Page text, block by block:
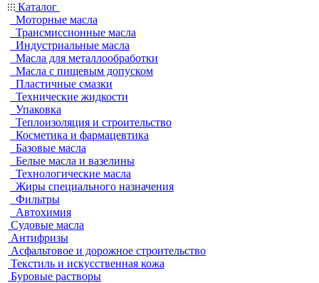
Каталог
Моторные масла
Трансмиссионные масла
Индустриальные масла
Масла для металлообработки
Масла с пищевым допуском
Пластичные смазки
Технические жидкости
Упаковка
Теплоизоляция и строительство
Косметика и фармацевтика
Базовые масла
Белые масла и вазелины
Технологические масла
Жиры специального назначения
Фильтры
Автохимия
Судовые масла
Антифризы
Асфальтовое и дорожное строительство
Текстиль и искусственная кожа
Буровые растворы